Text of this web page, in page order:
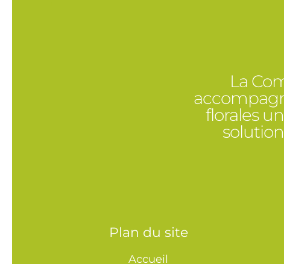
La
florales
Plan du site
Accueil